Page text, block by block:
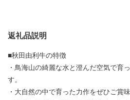
返礼品説明
■秋田由利牛の特徴
・鳥海山の綺麗な水と澄んだ空気で育
す。
・大自然の中で育った力作をぜひご賞